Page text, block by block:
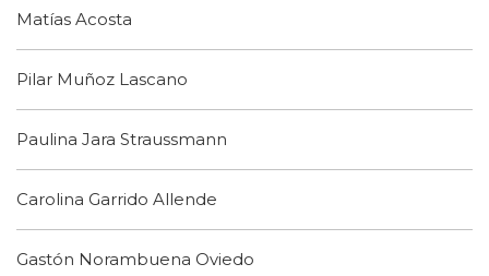
Matías Acosta
Pilar Muñoz Lascano
Paulina Jara Straussmann
Carolina Garrido Allende
Gastón Norambuena Oviedo